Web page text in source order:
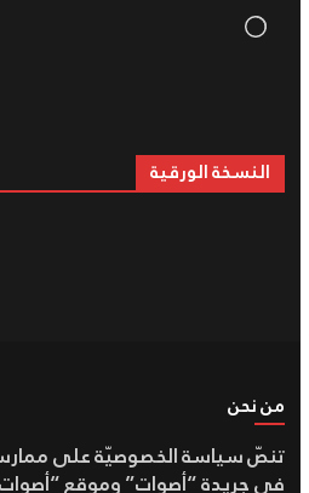
Loading…
النسخة الورقية
من نحن
تنصّ سياسة الخصوصيّة على